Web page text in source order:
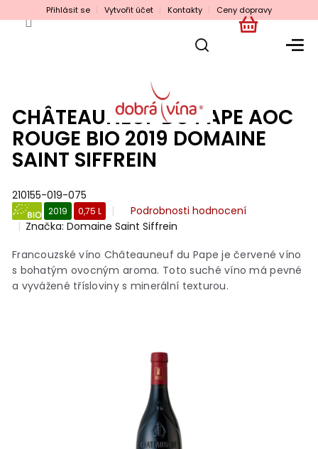
na
Přihlásit se Vytvořit účet Kontakty Ceny dopravy
NÁKUPNÍ
CHÂTEAUNEUF DU PAPE AOC
ROUGE BIO 2019 DOMAINE
SAINT SIFFREIN
210155-019-075
BIO
2019 0,75 L
Průměrné
hodnocení
je
z
5
Podrobnosti hodnocení
Značka:Domaine Saint Siffrein
Francouzské víno Châteauneuf du Pape je červené víno
s bohatým ovocným aroma. Toto suché víno má pevné
a vyvážené třísloviny s minerální texturou.